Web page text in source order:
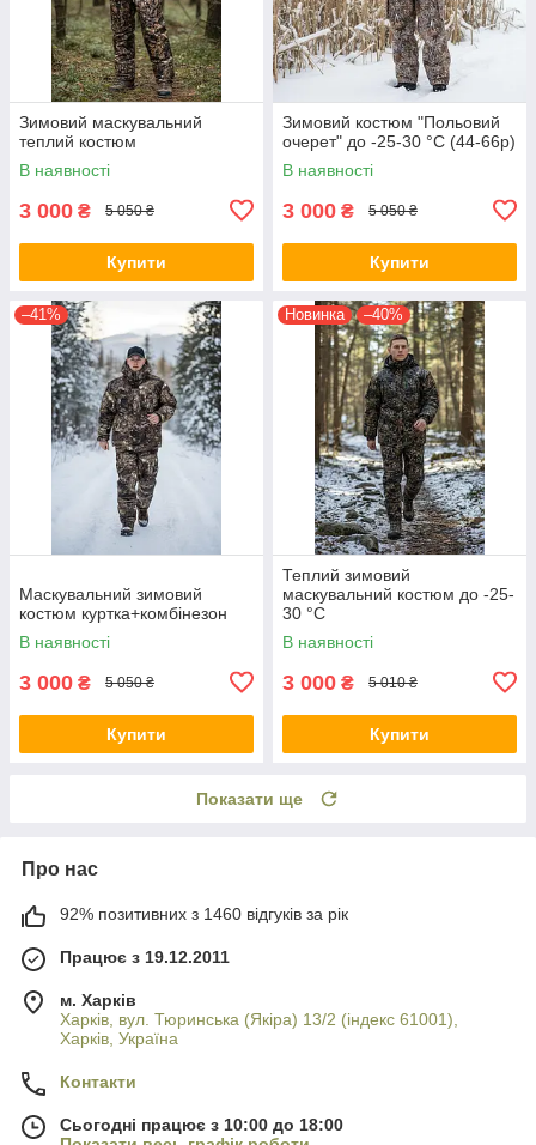
Зимовий маскувальний
теплий костюм
В наявності
3 000 ₴ 5 050 ₴
Купити
Зимовий костюм "Польовий
очерет" до -25-30 °C (44-66р)
В наявності
3 000 ₴ 5 050 ₴
Купити
–41%
Маскувальний зимовий
костюм куртка+комбінезон
В наявності
3 000 ₴ 5 050 ₴
Купити
Новинка –40%
Теплий зимовий
маскувальний костюм до -25-
30 °C
В наявності
3 000 ₴ 5 010 ₴
Купити
Показати ще
Про нас
92% позитивних з 1460 відгуків за рік
Працює з 19.12.2011
м. Харків
Харків, вул. Тюринська (Якіра) 13/2 (індекс 61001),
Харків, Україна
Контакти
Сьогодні працює з 10:00 до 18:00